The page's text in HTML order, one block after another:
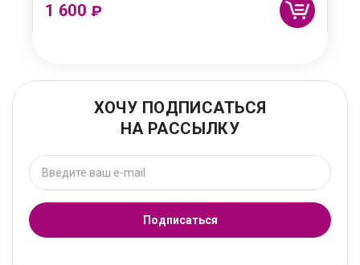
1 600 ₽
ХОЧУ ПОДПИСАТЬСЯ
НА РАССЫЛКУ
Подписаться